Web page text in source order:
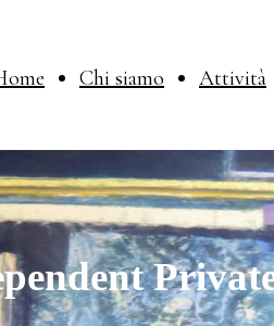
Chi siamo Attività